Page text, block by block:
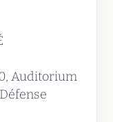
Auditorium